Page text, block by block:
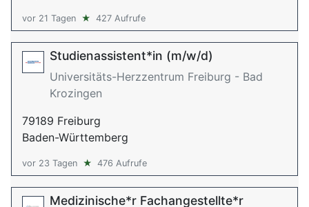
vor 21 Tagen ★ 427 Aufrufe
Studienassistent*in (m/w/d)
Universitäts-Herzzentrum Freiburg - Bad
Krozingen
79189 Freiburg
Baden-Württemberg
vor 23 Tagen ★ 476 Aufrufe
Medizinische*r Fachangestellte*r